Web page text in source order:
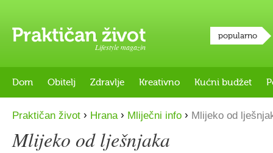
Lifestyle magazin
popularno
Dom Obitelj Zdravlje Kreativno Kućni budžet
Praktičan život › Hrana › Mliječni info › Mlijeko od
Mlijeko od lješnjaka